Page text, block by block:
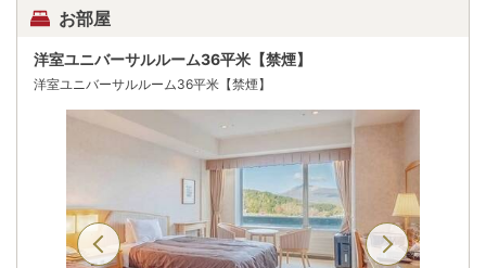
お部屋
洋室ユニバーサルルーム36平米【禁煙】
洋室ユニバーサルルーム36平米【禁煙】